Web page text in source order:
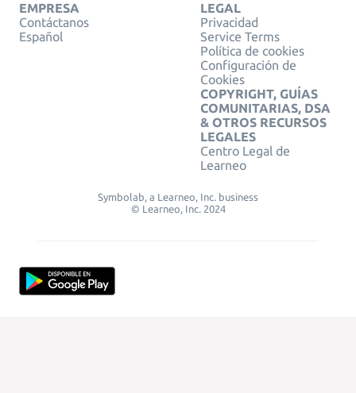
EMPRESA
Contáctanos
Español
LEGAL
Privacidad
Service Terms
Política de cookies
Configuración de
Cookies
COPYRIGHT, GUÍAS
COMUNITARIAS, DSA
& OTROS RECURSOS
LEGALES
Centro Legal de
Learneo
Symbolab, a Learneo, Inc. business
© Learneo, Inc. 2024